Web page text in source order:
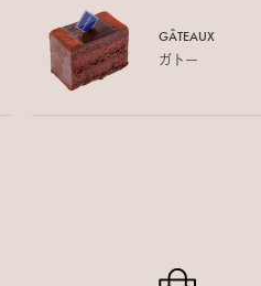
GÂTEAUX
ガトー